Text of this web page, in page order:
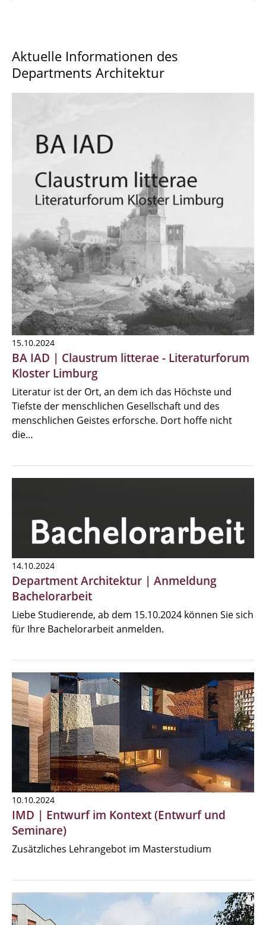
Aktuelle Informationen des
Departments Architektur
15.10.2024
BA IAD | Claustrum litterae - Literaturforum
Kloster Limburg
Literatur ist der Ort, an dem ich das Höchste und
Tiefste der menschlichen Gesellschaft und des
menschlichen Geistes erforsche. Dort hoffe nicht
die…
14.10.2024
Department Architektur | Anmeldung
Bachelorarbeit
Liebe Studierende, ab dem 15.10.2024 können Sie sich
für Ihre Bachelorarbeit anmelden.
10.10.2024
IMD | Entwurf im Kontext (Entwurf und
Seminare)
Zusätzliches Lehrangebot im Masterstudium